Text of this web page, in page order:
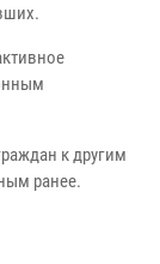
к другим
ранее.